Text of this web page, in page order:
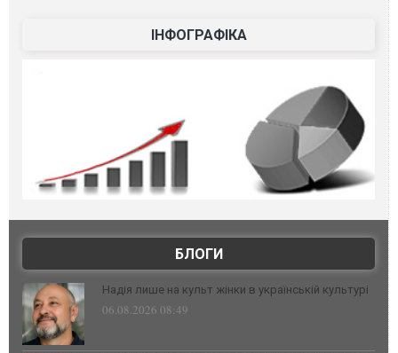
ІНФОГРАФІКА
БЛОГИ
Надія лише на культ жінки в українській культурі
06.08.2026 08:49